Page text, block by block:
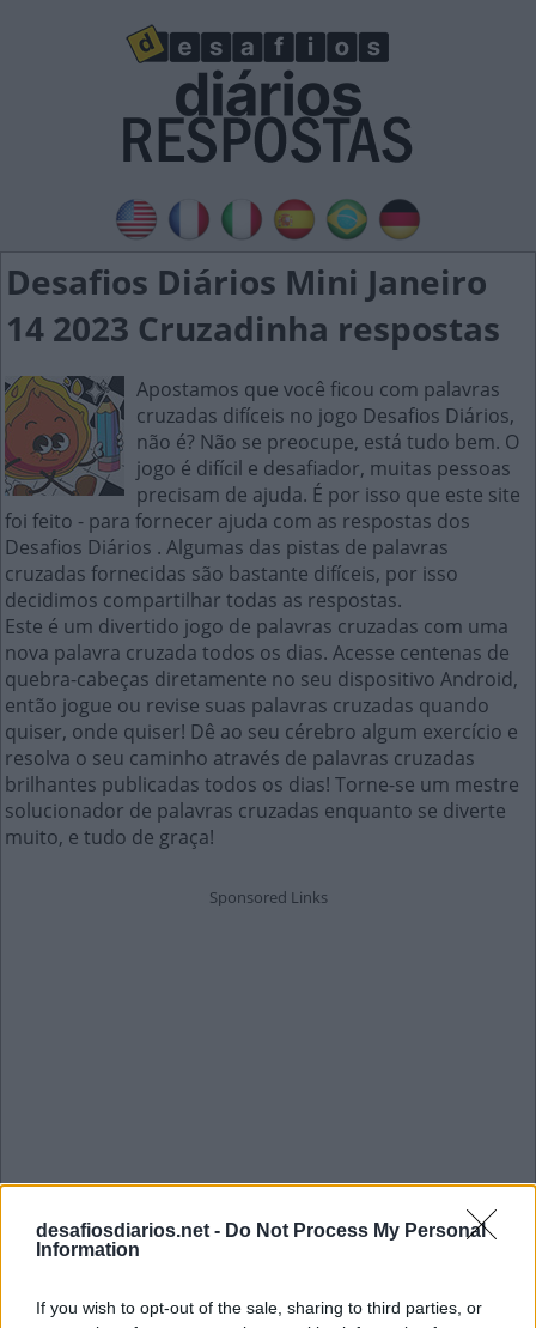
desafiosdiarios.net - Do Not Process My Personal
Information
If you wish to opt-out of the sale, sharing to third parties, or
Desafios Diários Mini Janeiro
14 2023 Cruzadinha respostas
Apostamos que você ficou com palavras
cruzadas difíceis no jogo Desafios Diários,
não é? Não se preocupe, está tudo bem. O
jogo é difícil e desafiador, muitas pessoas
precisam de ajuda. É por isso que este site
foi feito - para fornecer ajuda com as respostas dos
Desafios Diários . Algumas das pistas de palavras
cruzadas fornecidas são bastante difíceis, por isso
decidimos compartilhar todas as respostas.
Este é um divertido jogo de palavras cruzadas com uma
nova palavra cruzada todos os dias. Acesse centenas de
quebra-cabeças diretamente no seu dispositivo Android,
então jogue ou revise suas palavras cruzadas quando
quiser, onde quiser! Dê ao seu cérebro algum exercício e
resolva o seu caminho através de palavras cruzadas
brilhantes publicadas todos os dias! Torne-se um mestre
solucionador de palavras cruzadas enquanto se diverte
muito, e tudo de graça!